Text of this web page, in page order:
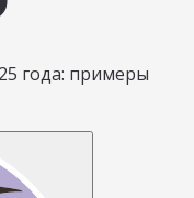
года: примеры